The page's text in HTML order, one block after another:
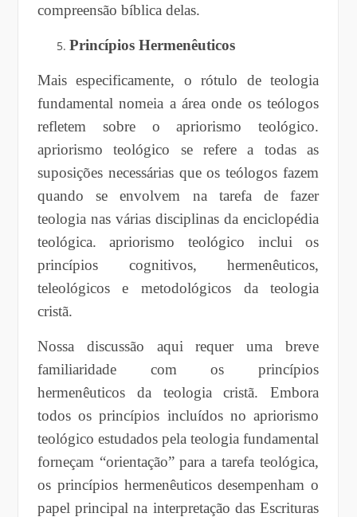
compreensão bíblica delas.
Princípios Hermenêuticos
Mais especificamente, o rótulo de teologia
fundamental nomeia a área onde os teólogos
refletem sobre o apriorismo teológico.
apriorismo teológico se refere a todas as
suposições necessárias que os teólogos fazem
quando se envolvem na tarefa de fazer
teologia nas várias disciplinas da enciclopédia
teológica. apriorismo teológico inclui os
princípios cognitivos, hermenêuticos,
teleológicos e metodológicos da teologia
cristã.
Nossa discussão aqui requer uma breve
familiaridade com os princípios
hermenêuticos da teologia cristã. Embora
todos os princípios incluídos no apriorismo
teológico estudados pela teologia fundamental
forneçam “orientação” para a tarefa teológica,
os princípios hermenêuticos desempenham o
papel principal na interpretação das Escrituras